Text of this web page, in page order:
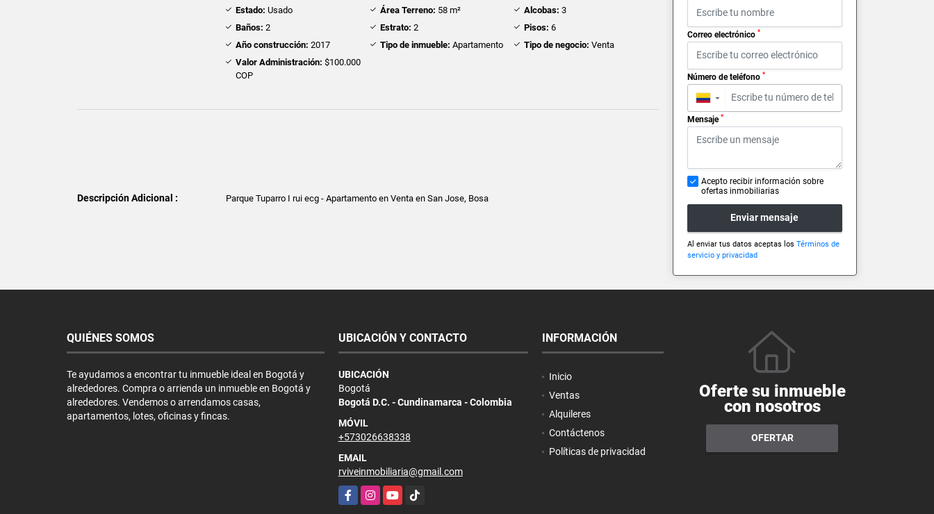
Estado: Usado Área Terreno: 58 m² Alcobas: 3
Baños: 2 Estrato: 2 Pisos: 6
Año construcción: 2017 Tipo de inmueble: Apartamento Tipo de negocio: Venta
Valor Administración: $100.000
COP
Descripción Adicional : Parque Tuparro I rui ecg - Apartamento en Venta en San Jose, Bosa
Correo electrónico *
Número de teléfono *
▼
Mensaje *
Acepto recibir información sobre
ofertas inmobiliarias
Enviar mensaje
Al enviar tus datos aceptas los Términos de
servicio y privacidad
QUIÉNES SOMOS
Te ayudamos a encontrar tu inmueble ideal en Bogotá y
alrededores. Compra o arrienda un inmueble en Bogotá y
alrededores. Vendemos o arrendamos casas,
apartamentos, lotes, oficinas y fincas.
UBICACIÓN Y CONTACTO
UBICACIÓN
Bogotá
Bogotá D.C. - Cundinamarca - Colombia
MÓVIL
+573026638338
EMAIL
rviveinmobiliaria@gmail.com
FacebookInstagramYouTubeTikTok
INFORMACIÓN
Inicio
Ventas
Alquileres
Contáctenos
Políticas de privacidad
Oferte su inmueble
con nosotros
OFERTAR